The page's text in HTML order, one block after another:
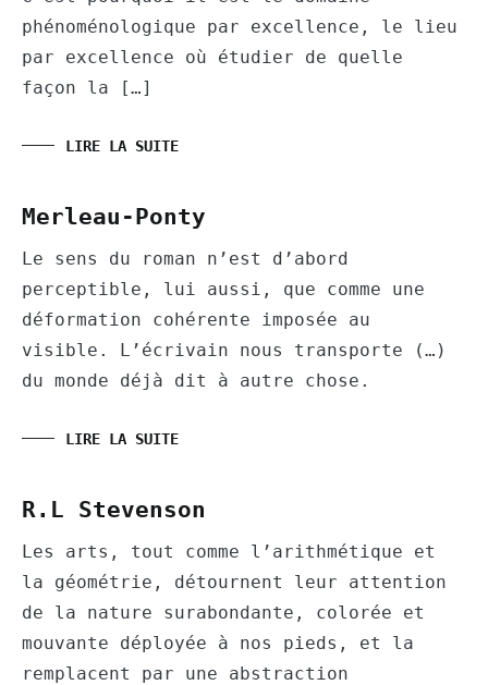
phénoménologique par excellence, le lieu
par excellence où étudier de quelle
façon la […]
LIRE LA SUITE
Merleau-Ponty
Le sens du roman n’est d’abord
perceptible, lui aussi, que comme une
déformation cohérente imposée au
visible. L’écrivain nous transporte (…)
du monde déjà dit à autre chose.
LIRE LA SUITE
R.L Stevenson
Les arts, tout comme l’arithmétique et
la géométrie, détournent leur attention
de la nature surabondante, colorée et
mouvante déployée à nos pieds, et la
remplacent par une abstraction